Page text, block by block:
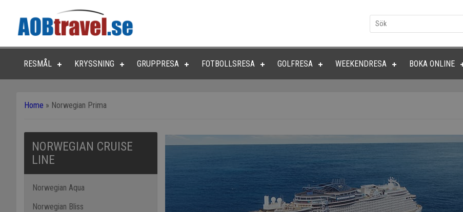
RESMÅL KRYSSNING GRUPPRESA FOTBOLLSRESA GOLFRESA WEEKENDRESA BOKA ONLINE
Home » Norwegian Prima
NORWEGIAN CRUISE
LINE
Norwegian Aqua
Norwegian Bliss